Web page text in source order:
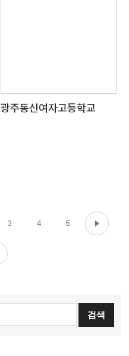
광주동신여자고등학교
3 4 5